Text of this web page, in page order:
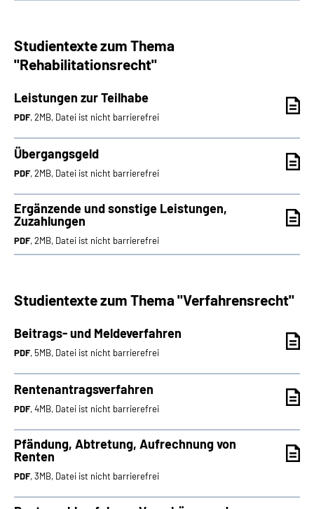
Studientexte zum Thema
"Rehabilitationsrecht"
Leistungen zur Teilhabe
PDF, 2MB, Datei ist nicht barrierefrei
Übergangsgeld
PDF, 2MB, Datei ist nicht barrierefrei
Ergänzende und sonstige Leistungen,
Zuzahlungen
PDF, 2MB, Datei ist nicht barrierefrei
Studientexte zum Thema "Verfahrensrecht"
Beitrags- und Meldeverfahren
PDF, 5MB, Datei ist nicht barrierefrei
Rentenantragsverfahren
PDF, 4MB, Datei ist nicht barrierefrei
Pfändung, Abtretung, Aufrechnung von
Renten
PDF, 3MB, Datei ist nicht barrierefrei